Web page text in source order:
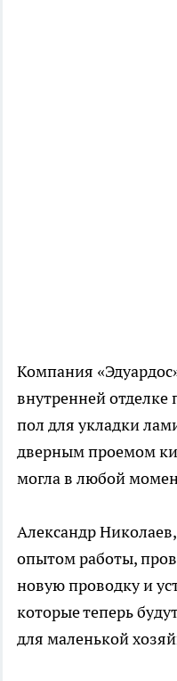
Компания
внутренней
пол для укладки
дверным проемом
могла в любой
Александр
опытом работы,
новую проводку и
которые теперь
для маленькой